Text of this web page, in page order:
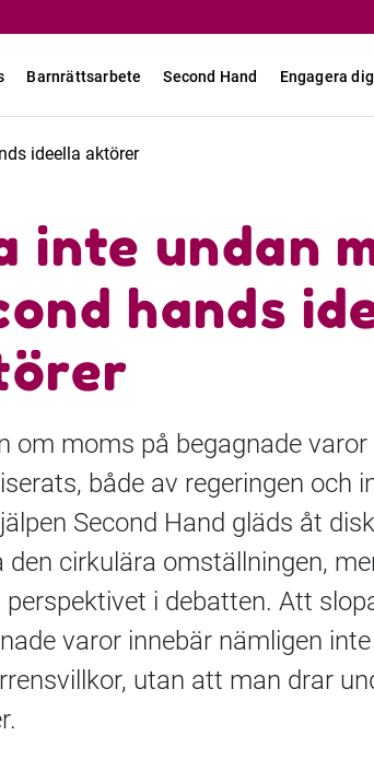
Barnrättsarbete Second Hand Engagera dig
ideella aktörer
inte undan
hands
om moms på begagnade
både av regeringen och
Second Hand gläds åt
den cirkulära omställningen,
perspektivet i debatten. Att
varor innebär nämligen
utan att man drar